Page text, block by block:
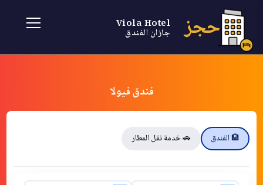
حجز Viola Hotel
جازان الفندق
فندق فيولا
🏨 الفندق 🚗 خدمة نقل المطار